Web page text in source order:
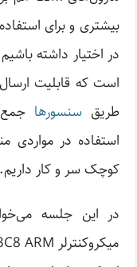
بیشتری و برای
در اختیار داشته
است که قابلیت
طریقسنسورها
استفاده در مواردی
کوچک سر و کار داریم.
در این جلسه